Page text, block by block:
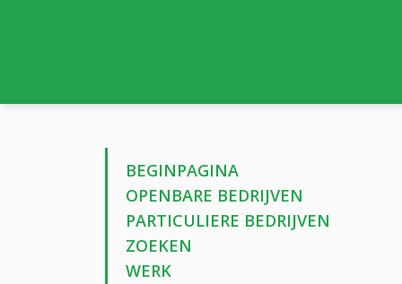
BEGINPAGINA
OPENBARE BEDRIJVEN
PARTICULIERE BEDRIJVEN
ZOEKEN
WERK